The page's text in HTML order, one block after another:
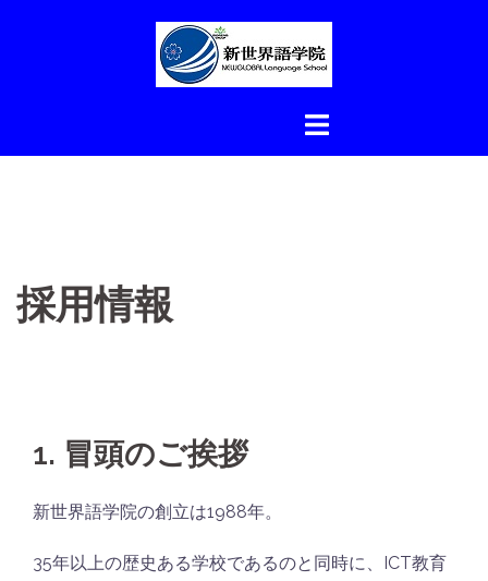
へ
採用情報
1. 冒頭のご挨拶
新世界語学院の創立は1988年。
35年以上の歴史ある学校であるのと同時に、ICT教育